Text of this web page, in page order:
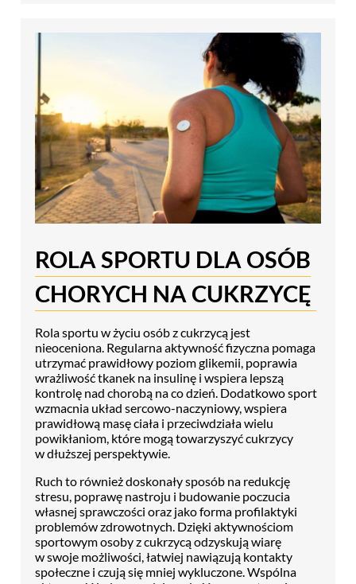
ROLA SPORTU DLA OSÓB
CHORYCH NA CUKRZYCĘ
Rola sportu w życiu osób z cukrzycą jest
nieoceniona. Regularna aktywność fizyczna pomaga
utrzymać prawidłowy poziom glikemii, poprawia
wrażliwość tkanek na insulinę i wspiera lepszą
kontrolę nad chorobą na co dzień. Dodatkowo sport
wzmacnia układ sercowo-naczyniowy, wspiera
prawidłową masę ciała i przeciwdziała wielu
powikłaniom, które mogą towarzyszyć cukrzycy
w dłuższej perspektywie.
Ruch to również doskonały sposób na redukcję
stresu, poprawę nastroju i budowanie poczucia
własnej sprawczości oraz jako forma profilaktyki
problemów zdrowotnych. Dzięki aktywnościom
sportowym osoby z cukrzycą odzyskują wiarę
w swoje możliwości, łatwiej nawiązują kontakty
społeczne i czują się mniej wykluczone. Wspólna